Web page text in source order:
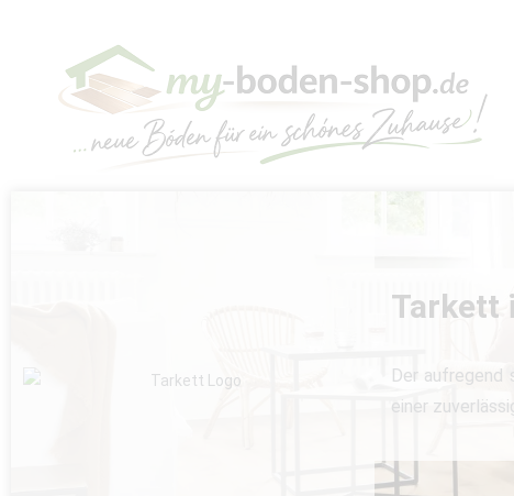
Tarkett
Der aufregend
einer